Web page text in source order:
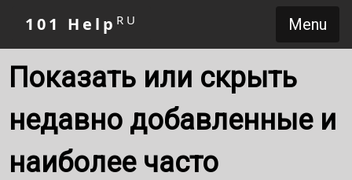
Menu
101 Help RU
Показать или скрыть
недавно добавленные и
наиболее часто